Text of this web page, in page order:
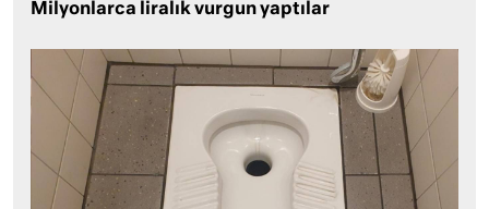
Milyonlarca liralık vurgun yaptılar